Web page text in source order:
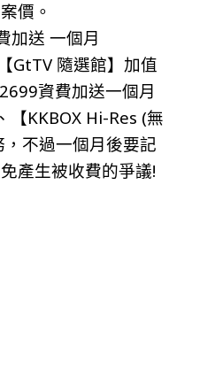
價。
加送 一個月
GtTV 隨選館】加值
資費加送一個月
【KKBOX Hi-Res (無
不過一個月後要記
產生被收費的爭議!